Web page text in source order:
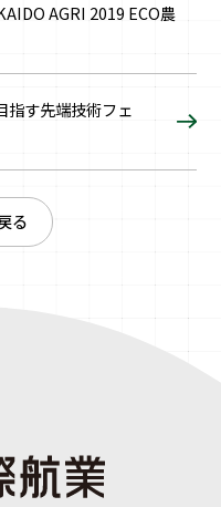
AGRI 2019 ECO農
指す先端技術フェ
る